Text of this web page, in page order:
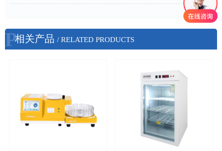
P相关产品 / RELATED PRODUCTS